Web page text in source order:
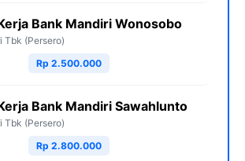
Bank Mandiri Wonosobo
Tbk (Persero)
Rp 2.500.000
Bank Mandiri Sawahlunto
Tbk (Persero)
Rp 2.800.000